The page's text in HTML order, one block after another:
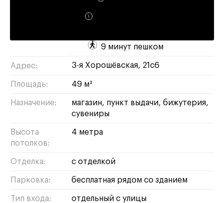
9 минут пешком
Адрес: 3-я Хорошёвская, 21с6
Площадь: 49 м²
Назначение: магазин пункт выдачи бижутерия
сувениры
Высота
потолков:
4 метра
Отделка: с отделкой
Парковка: бесплатная рядом со зданием
Тип входа: отдельный с улицы